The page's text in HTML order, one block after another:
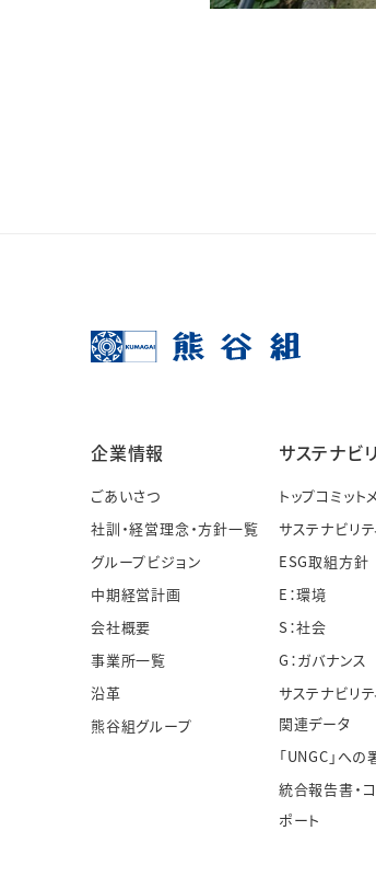
企業情報
ごあいさつ
社訓・経営理念・方針一覧
グループビジョン
中期経営計画
会社概要
事業所一覧
沿革
熊谷組グループ
サステナビ
トップコミット
サステナビリ
ESG取組方針
E：環境
S：社会
G：ガバナンス
サステナビリテ
関連データ
「UNGC」へ
統合報告書・
ポート